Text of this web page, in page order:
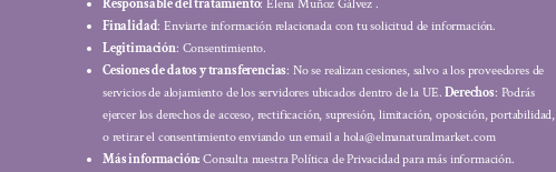
Responsable del tratamiento: Elena Muñoz Gálvez .
Finalidad: Enviarte información relacionada con tu solicitud de información.
Legitimación: Consentimiento.
Cesiones de datos y transferencias: No se realizan cesiones, salvo a los proveedores de
servicios de alojamiento de los servidores ubicados dentro de la UE.Derechos: Podrás
ejercer los derechos de acceso, rectificación, supresión, limitación, oposición, portabilidad,
o retirar el consentimiento enviando un email a hola@elmanaturalmarket.com
Más información: Consulta nuestra Política de Privacidad para más información.